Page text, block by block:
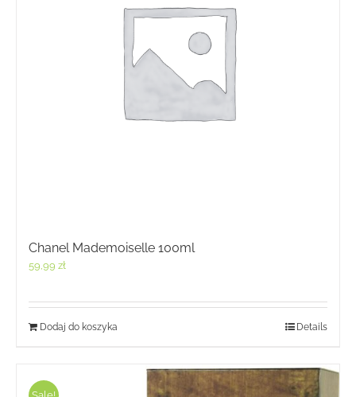
Chanel Mademoiselle 100ml
59,99 zł
Dodaj do koszyka Details